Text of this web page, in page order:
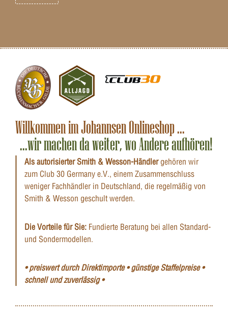
Willkommen im Johannsen Onlineshop ...
...wir machen da weiter, wo Andere aufhören!
Als autorisierter Smith & Wesson-Händlergehören wir
zum Club 30 Germany e.V., einem Zusammenschluss
weniger Fachhändler in Deutschland, die regelmäßig von
Smith & Wesson geschult werden.
Die Vorteile für Sie: Fundierte Beratung bei allen Standard-
und Sondermodellen.
• preiswert durch Direktimporte • günstige Staffelpreise •
schnell und zuverlässig •